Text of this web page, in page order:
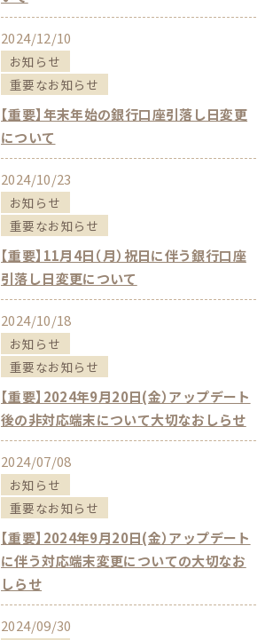
2024/12/10
お知らせ
重要なお知らせ
【重要】年末年始の銀行口座引落し日変更
について
2024/10/23
お知らせ
重要なお知らせ
【重要】11月4日（月）祝日に伴う銀行口座
引落し日変更について
2024/10/18
お知らせ
重要なお知らせ
【重要】2024年9月20日(金）アップデート
後の非対応端末について大切なおしらせ
2024/07/08
お知らせ
重要なお知らせ
【重要】2024年9月20日(金）アップデート
に伴う対応端末変更についての大切なお
しらせ
2024/09/30